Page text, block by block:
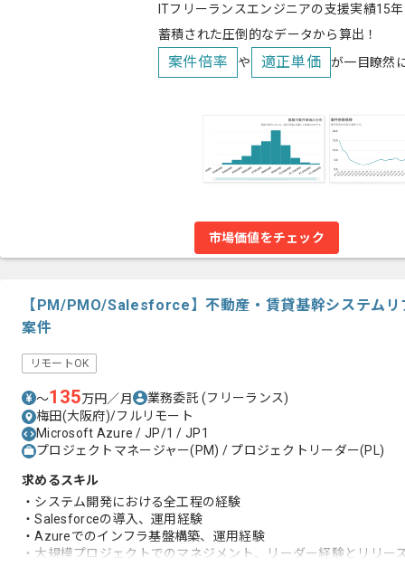
ITフリーランスエンジニアの支援実績15
蓄積された圧倒的なデータから算出！
案件倍率 や 適正単価 が一目瞭然
市場価値をチェック
【PM/PMO/Salesforce】不動産・賃貸基幹システム
案件
リモートOK
〜135万円／月 業務委託(フリーランス)
梅田(大阪府)/フルリモート
Microsoft Azure / JP/1 / JP1
プロジェクトマネージャー(PM) / プロジェクトリーダー(PL)
求めるスキル
・システム開発における全工程の経験
・Salesforceの導入、運用経験
・Azureでのインフラ基盤構築、運用経験
・大規模プロジェクトでのマネジメント、リーダー経験とリリー